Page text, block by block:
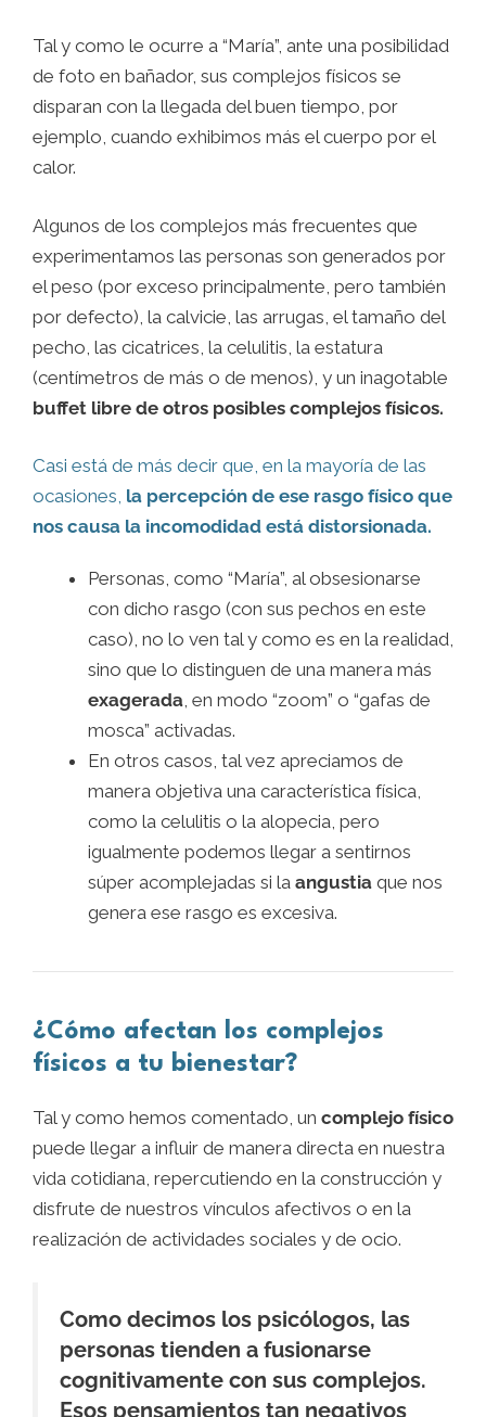
Tal y como le ocurre a “María”, ante una posibilidad
de foto en bañador, sus complejos físicos se
disparan con la llegada del buen tiempo, por
ejemplo, cuando exhibimos más el cuerpo por el
calor.
Algunos de los complejos más frecuentes que
experimentamos las personas son generados por
el peso (por exceso principalmente, pero también
por defecto), la calvicie, las arrugas, el tamaño del
pecho, las cicatrices, la celulitis, la estatura
(centímetros de más o de menos), y un inagotable
buffet libre de otros posibles complejos físicos.
Casi está de más decir que, en la mayoría de las
ocasiones, la percepción de ese rasgo físico que
nos causa la incomodidad está distorsionada.
Personas, como “María”, al obsesionarse
con dicho rasgo (con sus pechos en este
caso), no lo ven tal y como es en la realidad,
sino que lo distinguen de una manera más
exagerada, en modo “zoom” o “gafas de
mosca” activadas.
En otros casos, tal vez apreciamos de
manera objetiva una característica física,
como la celulitis o la alopecia, pero
igualmente podemos llegar a sentirnos
súper acomplejadas si la angustia que nos
genera ese rasgo es excesiva.
¿Cómo afectan los complejos
físicos a tu bienestar?
Tal y como hemos comentado, un complejo físico
puede llegar a influir de manera directa en nuestra
vida cotidiana, repercutiendo en la construcción y
disfrute de nuestros vínculos afectivos o en la
realización de actividades sociales y de ocio.
Como decimos los psicólogos, las
personas tienden a fusionarse
cognitivamente con sus complejos.
Esos pensamientos tan negativos